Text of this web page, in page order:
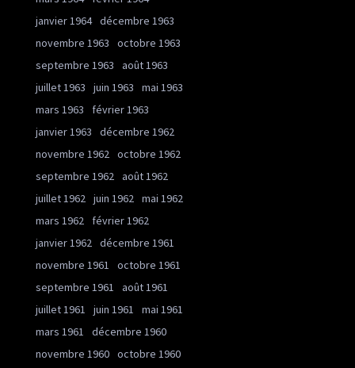
janvier 1964 décembre 1963
novembre 1963
octobre 1963
septembre 1963
août 1963
juillet 1963
juin 1963
mai 1963
mars 1963
février 1963
janvier 1963
décembre 1962
novembre 1962 octobre 1962
septembre 1962 août 1962
juillet 1962 juin 1962 mai 1962
mars 1962
février 1962
janvier 1962 décembre 1961
novembre 1961
octobre 1961
septembre 1961
août 1961
juillet 1961
juin 1961
mai 1961
mars 1961
décembre 1960
novembre 1960 octobre 1960